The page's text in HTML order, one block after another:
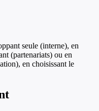
seule (interne), en
(partenariats) ou en
en choisissant le